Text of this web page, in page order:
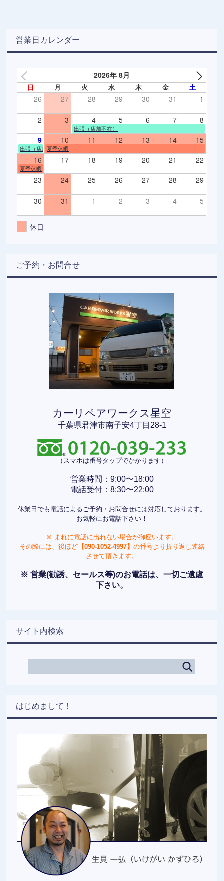
営業日カレンダー
2026年 8月
日 月 火 水 木 金 土
26 27 28 29 30 31 1
2 3 4 5 6 7 8
出張（店舗不在）
9 10 11 12 13 14 15
出張（店舗不在）
夏季休暇
16 17 18 19 20 21 22
夏季休暇
23 24 25 26 27 28 29
30 31 1 2 3 4 5
休日
ご予約・お問合せ
カーリペアワークス星空
千葉県君津市南子安4丁目28-1
（スマホは番号タップでかかります）
営業時間：9:00〜18:00
電話受付：8:30〜22:00
休業日でも電話によるご予約・お問合せには対応しております。
お気軽にお電話下さい！
※ まれに電話に出れない場合が御座います。
その際には、後ほど【090-1052-4997】 の番号より折り返し連絡
させて頂きます。
※ 営業(勧誘、セールス等)のお電話は、一切ご遠慮
下さい。
サイト内検索
はじめまして！